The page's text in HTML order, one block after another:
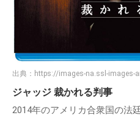
出典： https://images-na.ssl-images-
ジャッジ 裁かれる判事
2014年のアメリカ合衆国の法